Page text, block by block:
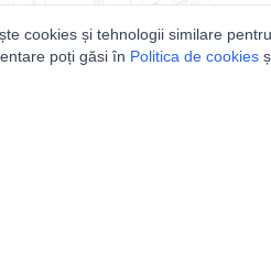
cookies și tehnologii similare
poți găsi în Politica de cookies